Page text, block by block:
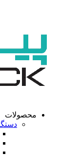
محصولات